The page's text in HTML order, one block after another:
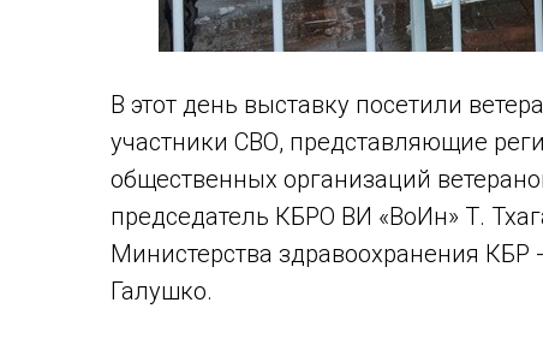
В этот день выставку посетили
участники СВО, представляющие
общественных организаций
председатель КБРО ВИ «ВоИн» Т.
Министерства здравоохранения
Галушко.